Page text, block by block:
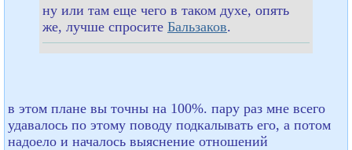
ну или там еще чего в таком духе, опять
же, лучше спросите Бальзаков.
в этом плане вы точны на 100%. пару раз мне всего
удавалось по этому поводу подкалывать его, а потом
надоело и началось выяснение отношений